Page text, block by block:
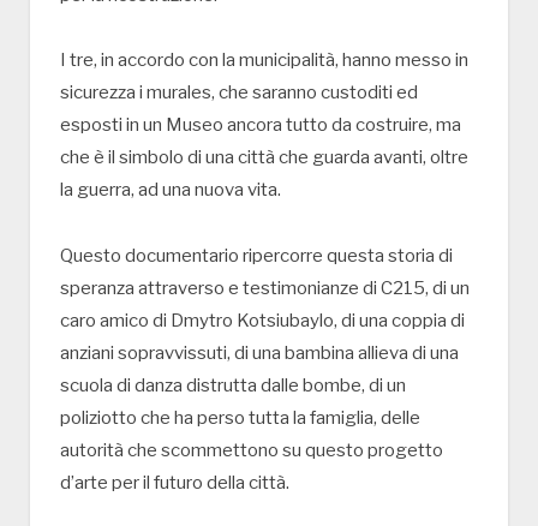
I tre, in accordo con la municipalità, hanno messo in
sicurezza i murales, che saranno custoditi ed
esposti in un Museo ancora tutto da costruire, ma
che è il simbolo di una città che guarda avanti, oltre
la guerra, ad una nuova vita.
Questo documentario ripercorre questa storia di
speranza attraverso e testimonianze di C215, di un
caro amico di Dmytro Kotsiubaylo, di una coppia di
anziani sopravvissuti, di una bambina allieva di una
scuola di danza distrutta dalle bombe, di un
poliziotto che ha perso tutta la famiglia, delle
autorità che scommettono su questo progetto
d’arte per il futuro della città.